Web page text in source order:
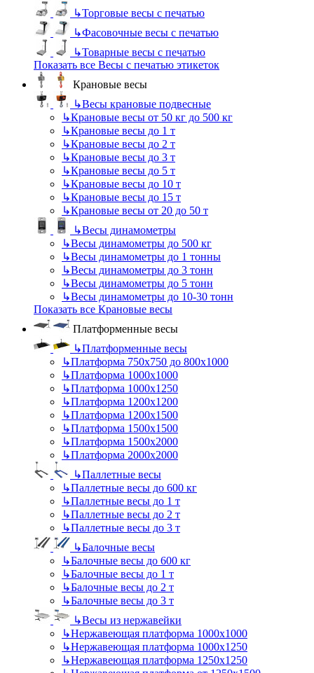
↳Торговые весы с печатью
↳Фасовочные весы с печатью
↳Товарные весы с печатью
Показать все Весы с печатью этикеток
Крановые весы
↳Весы крановые подвесные
↳Крановые весы от 50 кг до 500 кг
↳Крановые весы до 1 т
↳Крановые весы до 2 т
↳Крановые весы до 3 т
↳Крановые весы до 5 т
↳Крановые весы до 10 т
↳Крановые весы до 15 т
↳Крановые весы от 20 до 50 т
↳Весы динамометры
↳Весы динамометры до 500 кг
↳Весы динамометры до 1 тонны
↳Весы динамометры до 3 тонн
↳Весы динамометры до 5 тонн
↳Весы динамометры до 10-30 тонн
Показать все Крановые весы
Платформенные весы
↳Платформенные весы
↳Платформа 750х750 до 800х1000
↳Платформа 1000х1000
↳Платформа 1000х1250
↳Платформа 1200х1200
↳Платформа 1200х1500
↳Платформа 1500х1500
↳Платформа 1500х2000
↳Платформа 2000х2000
↳Паллетные весы
↳Паллетные весы до 600 кг
↳Паллетные весы до 1 т
↳Паллетные весы до 2 т
↳Паллетные весы до 3 т
↳Балочные весы
↳Балочные весы до 600 кг
↳Балочные весы до 1 т
↳Балочные весы до 2 т
↳Балочные весы до 3 т
↳Весы из нержавейки
↳Нержавеющая платформа 1000х1000
↳Нержавеющая платформа 1000х1250
↳Нержавеющая платформа 1250х1250